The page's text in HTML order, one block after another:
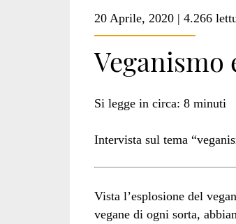
20 Aprile, 2020 | 4.266
Veganismo
Si legge in circa: 8 minuti
Intervista sul tema
Vista l’esplosione del
vegane di ogni sorta,